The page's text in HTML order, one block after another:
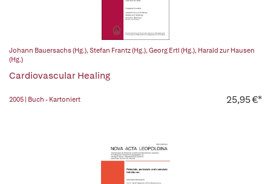
Johann Bauersachs (Hg.),Stefan Frantz (Hg.),Georg Ertl (Hg.), Harald zur Hausen
(Hg.)
Cardiovascular Healing
2005 | Buch - Kartoniert 25,95 €*